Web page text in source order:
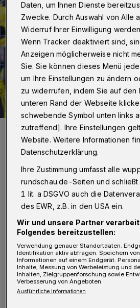
BVB-Sportdirektor Michel Zorc und
Watzke beim BVB-Gastspiel 2015 im
Von Jörn Koldehoff
I n einer Pressemitteilung
"Nachdem man vor
sicher war, dass auch die
Vertragsfragen
Daten, um Ihnen Dienste
Zwecke. Durch Auswahl von Alle
Widerruf Ihrer Einwilligung
Wenn Tracker deaktiviert sind,
Anzeigen möglicherweise nicht
Sie. Sie können dieses Menü
um Ihre Einstellungen zu ändern
zu widerrufen, indem Sie auf den
unteren Rand der Webseite
schwebende Symbol unten links
zutreffend]. Ihre Einstellungen
Website. Weitere Informationen
Datenschutzerklärung.
Ihre Zustimmung umfasst alle
rundschau.de-Seiten und schließt
1 lit. a DSGVO auch die
des EWR, z.B. in den USA ein.
Wir und unsere Partner
Folgendes bereitzustellen:
Verwendung genauer Standortdaten.
Identifikation aktiv abfragen. Speichern
Informationen auf einem Endgerät.
Inhalte, Messung von Werbeleistung und
Inhalten, Zielgruppenforschung sowie
Verbesserung von Angeboten.
Ausführliche Informationen